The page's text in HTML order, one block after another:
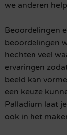
we anderen
Beoordelingen
beoordelingen
hechten veel
ervaringen
beeld kan
een keuze
Palladium laat
ook in het